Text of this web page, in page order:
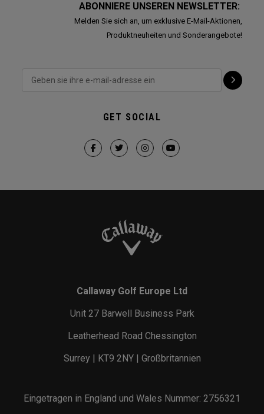
ABONNIERE UNSEREN NEWSLETTER:
Melden Sie sich an, um exklusive E-Mail-Aktionen,
Produktneuheiten und Sonderangebote!
GET SOCIAL
Callaway Golf Europe Ltd
Unit 27 Barwell Business Park
Leatherhead Road Chessington
Surrey | KT9 2NY | Großbritannien
Eingetragen in England und Wales Nummer: 2756321